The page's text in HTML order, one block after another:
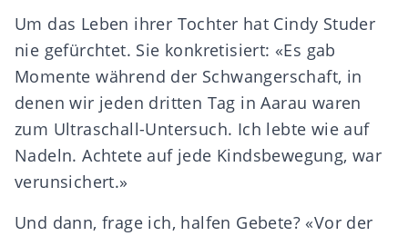
Um das Leben ihrer Tochter hat Cindy Studer
nie gefürchtet. Sie konkretisiert: «Es gab
Momente während der Schwangerschaft, in
denen wir jeden dritten Tag in Aarau waren
zum Ultraschall-Untersuch. Ich lebte wie auf
Nadeln. Achtete auf jede Kindsbewegung, war
verunsichert.»
Und dann, frage ich, halfen Gebete? «Vor der